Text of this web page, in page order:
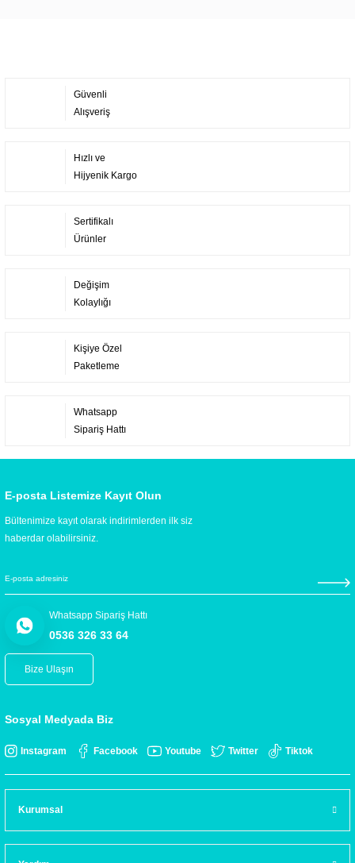
Güvenli
Alışveriş
Hızlı ve
Hijyenik Kargo
Sertifikalı
Ürünler
Değişim
Kolaylığı
Kişiye Özel
Paketleme
Whatsapp
Sipariş Hattı
E-posta Listemize Kayıt Olun
Bültenimize kayıt olarak indirimlerden ilk siz
haberdar olabilirsiniz.
Whatsapp Sipariş Hattı
0536 326 33 64
Bize Ulaşın
Sosyal Medyada Biz
Instagram Facebook Youtube Twitter Tiktok
Kurumsal